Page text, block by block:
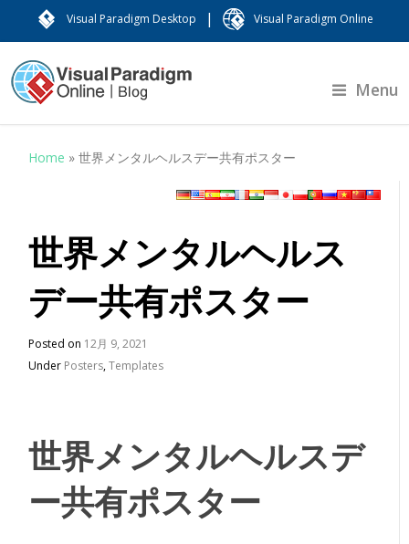
Visual Paradigm Desktop | Visual Paradigm Online
Menu
Home »世界メンタルヘルスデー共有ポスター
世界メンタルヘルス
デー共有ポスター
Posted on 12月 9, 2021
Under Posters,Templates
世界メンタルヘルスデ
ー共有ポスター